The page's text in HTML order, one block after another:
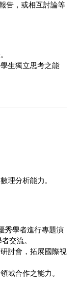
告，或相互討論等
獨立思考之能
分析能力。
秀學者進行專題演
交流。
會，拓展國際視
合作之能力。